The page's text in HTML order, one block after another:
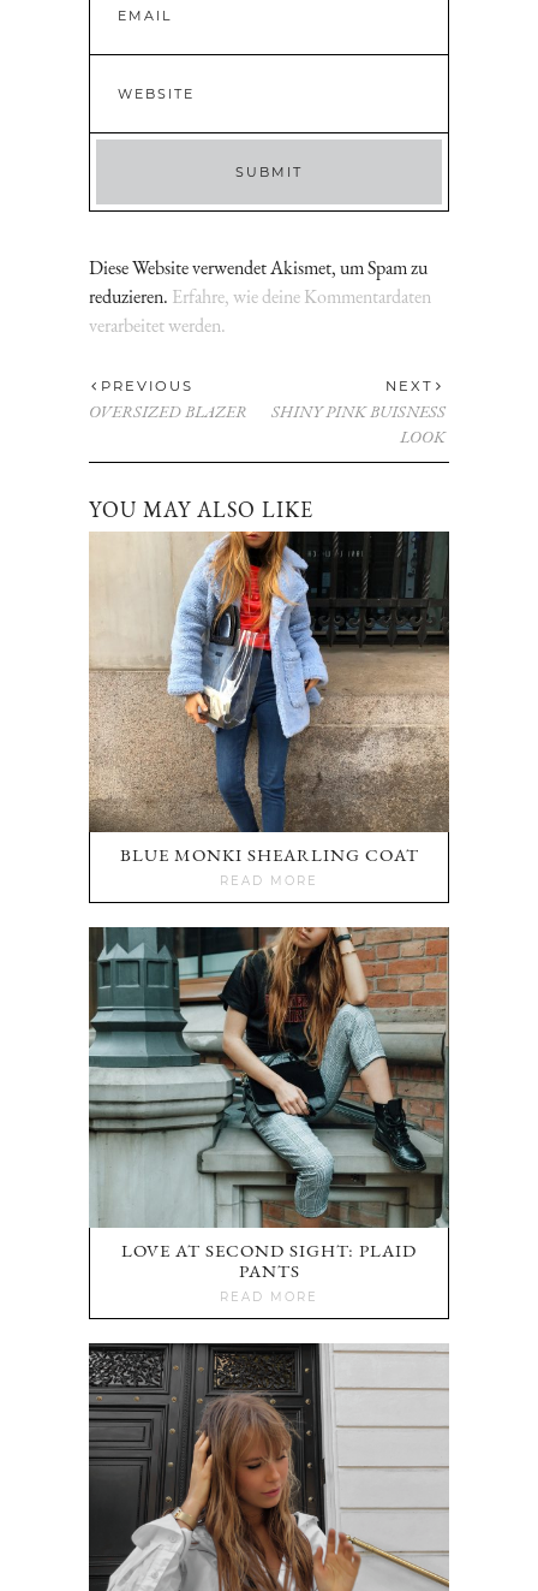
Diese Website verwendet Akismet, um Spam zu
reduzieren. Erfahre, wie deine Kommentardaten
verarbeitet werden.
PREVIOUS
OVERSIZED BLAZER
NEXT
SHINY PINK BUISNESS
LOOK
YOU MAY ALSO LIKE
BLUE MONKI SHEARLING COAT
READ MORE
LOVE AT SECOND SIGHT: PLAID
PANTS
READ MORE